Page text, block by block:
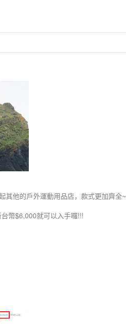
其他的戶外運動用品店，款式更加齊全~
幣$6,000就可以入手囉!!!